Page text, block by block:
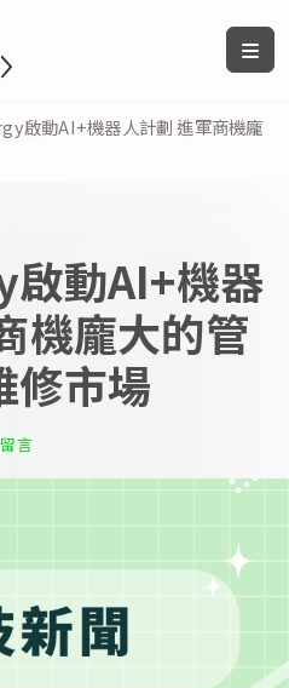
啟動AI+機器人計劃 進軍商機龐
言
動AI+機器
機龐大的管
修市場